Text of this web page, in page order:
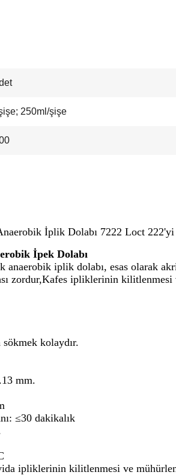
250ml/şişe
İplik Dolabı 7222 Loct
İpek Dolabı
anaerobik iplik dolabı, esas olarak
zordur,Kafes ipliklerinin
kolaydır.
mm.
≤30 dakikalık
ipliklerinin kilitlenmesi ve